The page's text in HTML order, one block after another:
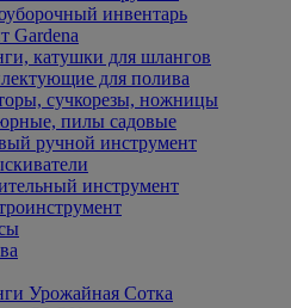
инвентарь
Gardena
катушки для шлангов
для полива
сучкорезы, ножницы
пилы садовые
ручной инструмент
инструмент
Урожайная Сотка